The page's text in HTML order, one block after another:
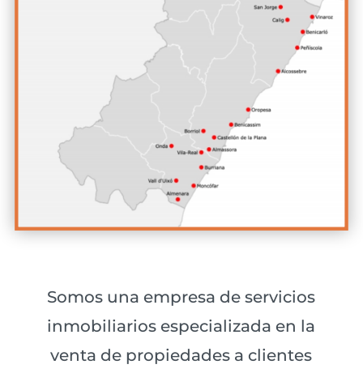
Somos una empresa de servicios
inmobiliarios especializada en la
venta de propiedades a clientes